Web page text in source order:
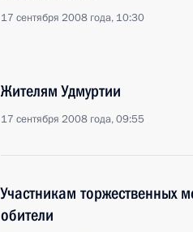
17 сентября 2008 года, 10:30
Жителям Удмуртии
17 сентября 2008 года, 09:55
Участникам торжественных
обители